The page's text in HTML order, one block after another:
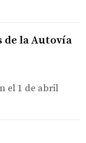
de la Autovía
el 1 de abril